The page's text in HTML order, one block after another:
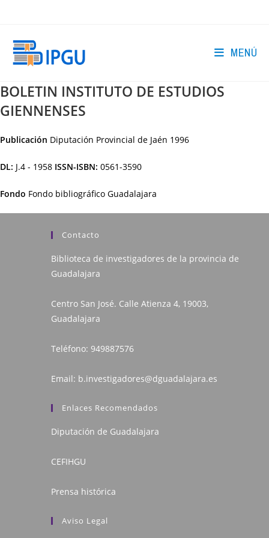
MENÚ
BOLETIN INSTITUTO DE ESTUDIOS
GIENNENSES
Publicación Diputación Provincial de Jaén 1996
DL: J.4 - 1958 ISSN-ISBN: 0561-3590
Fondo Fondo bibliográfico Guadalajara
Contacto
Biblioteca de investigadores de la provincia de
Guadalajara
Centro San José. Calle Atienza 4, 19003,
Guadalajara
Teléfono: 949887576
Email: b.investigadores@dguadalajara.es
Enlaces Recomendados
Diputación de Guadalajara
CEFIHGU
Prensa histórica
Aviso Legal